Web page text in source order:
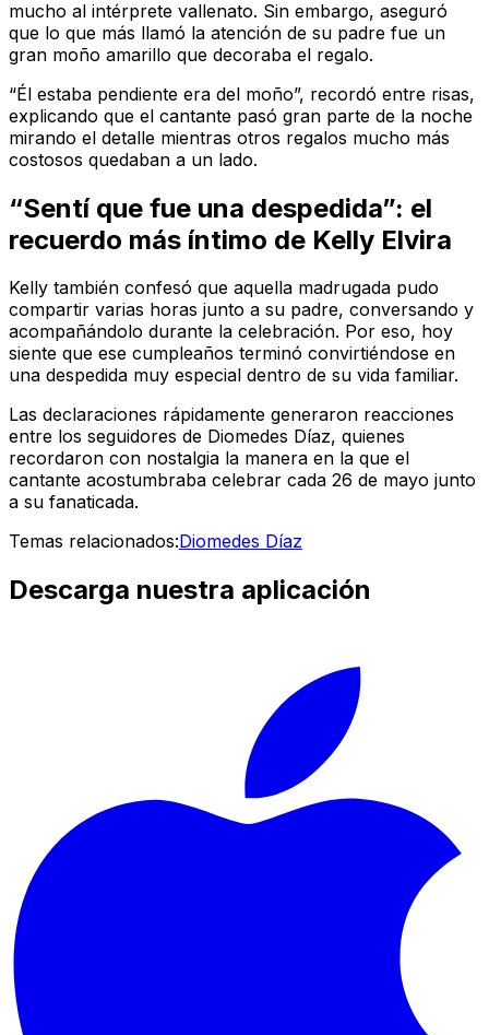
mucho al intérprete vallenato. Sin embargo, aseguró
que lo que más llamó la atención de su padre fue un
gran moño amarillo que decoraba el regalo.
“Él estaba pendiente era del moño”, recordó entre risas,
explicando que el cantante pasó gran parte de la noche
mirando el detalle mientras otros regalos mucho más
costosos quedaban a un lado.
“Sentí que fue una despedida”: el
recuerdo más íntimo de Kelly Elvira
Kelly también confesó que aquella madrugada pudo
compartir varias horas junto a su padre, conversando y
acompañándolo durante la celebración. Por eso, hoy
siente que ese cumpleaños terminó convirtiéndose en
una despedida muy especial dentro de su vida familiar.
Las declaraciones rápidamente generaron reacciones
entre los seguidores de Diomedes Díaz, quienes
recordaron con nostalgia la manera en la que el
cantante acostumbraba celebrar cada 26 de mayo junto
a su fanaticada.
Temas relacionados:Diomedes Díaz
Descarga nuestra aplicación